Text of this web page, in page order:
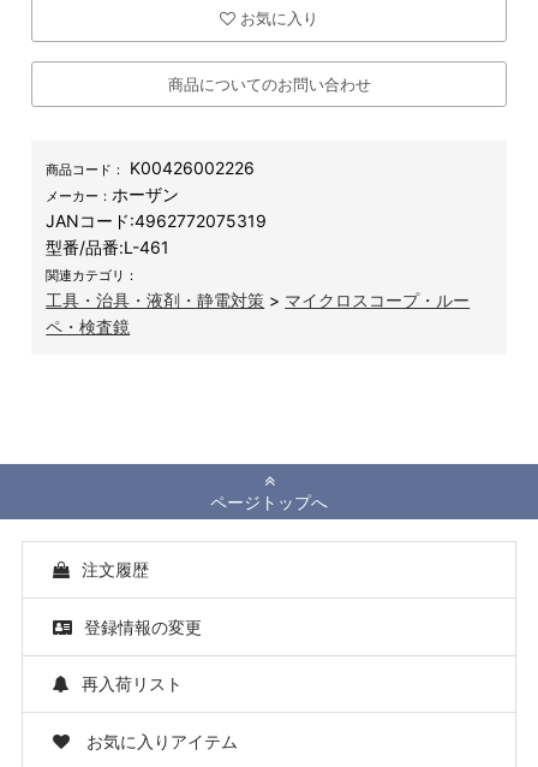
お気に入り
商品についてのお問い合わせ
商品コード： K00426002226
メーカー：ホーザン
JANコード:4962772075319
型番/品番:L-461
関連カテゴリ：
工具・治具・液剤・静電対策 > マイクロスコープ・ルー
ペ・検査鏡
ページトップへ
注文履歴
登録情報の変更
再入荷リスト
お気に入りアイテム